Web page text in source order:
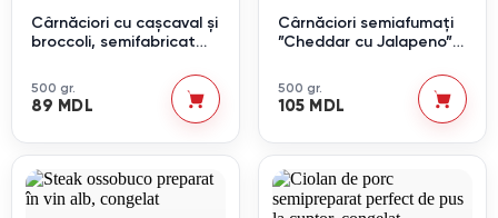
Cârnăciori cu cașcaval și
broccoli, semifabricat
500 gr.
89 MDL
Cârnăciori semiafumați
”Cheddar cu Jalapeno”,
500 gr.
105 MDL